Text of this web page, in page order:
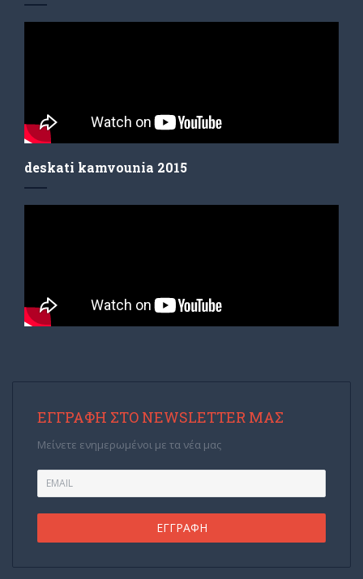
deskati kamvounia 2015
ΕΓΓΡΑΦΉ ΣΤΟ NEWSLETTER ΜΑΣ
Μείνετε ενημερωμένοι με τα νέα μας